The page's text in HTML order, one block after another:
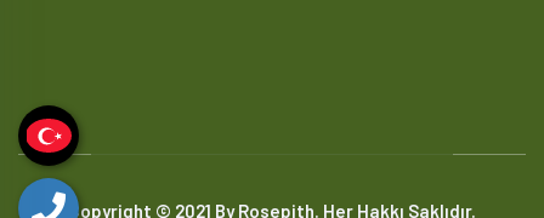
Copyright © 2021 By Rosepith. Her Hakkı Saklıdır.